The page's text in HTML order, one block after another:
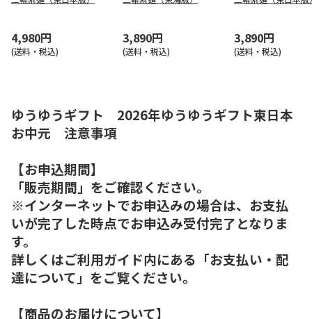
4,980円
(送料・税込)
3,890円
(送料・税込)
3,890円
(送料・税込)
ゆうゆうギフト 2026年ゆうゆうギフト東日本
お中元 注意事項
【お申込期間】
「販売期間」をご確認ください。
※インターネットでお申込みの場合は、お支払
いが完了した時点でお申込み受付完了となりま
す。
詳しくはご利用ガイド内にある「お支払い・配
達について」をご覧ください。
【商品のお届けについて】